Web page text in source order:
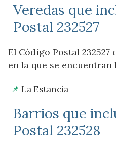
Veredas que
Postal 232527
El Código Postal
en la que se
La Estancia
Barrios que
Postal 232528